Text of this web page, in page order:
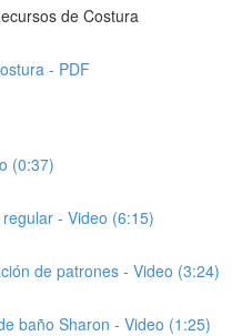
de Costura
- PDF
(0:37)
- Video (6:15)
de patrones - Video (3:24)
baño Sharon - Video (1:25)